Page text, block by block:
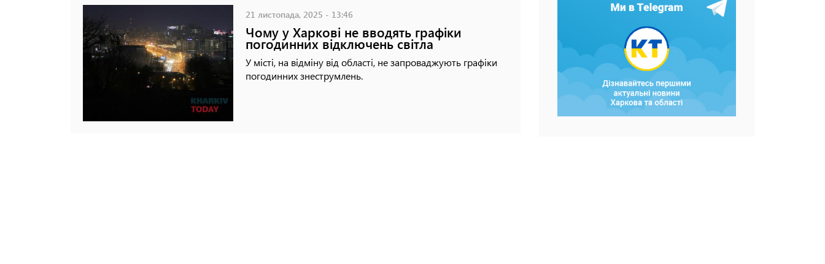
21 листопада, 2025 - 13:46
Чому у Харкові не вводять графіки
погодинних відключень світла
У місті, на відміну від області, не запроваджують графіки
погодинних знеструмлень.